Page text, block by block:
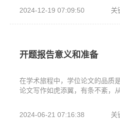
2024-12-19 07:09:50 关
开题报告意义和准备
在学术旅程中，学位论文的品质
论文写作如虎添翼，有条不紊，
2024-06-21 07:16:38 关